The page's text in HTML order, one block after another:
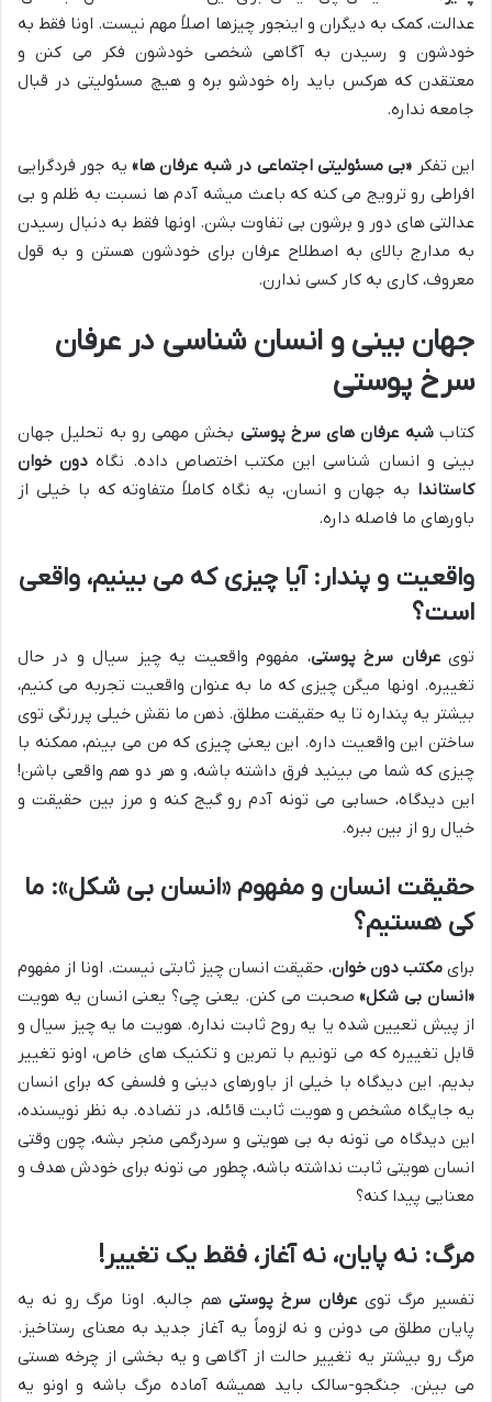
عدالت، کمک به دیگران و اینجور چیزها اصلاً مهم نیست. اونا فقط به
خودشون و رسیدن به آگاهی شخصی خودشون فکر می کنن و
معتقدن که هرکس باید راه خودشو بره و هیچ مسئولیتی در قبال
جامعه نداره.
این تفکر «بی مسئولیتی اجتماعی در شبه عرفان ها»یه جور فردگرایی
افراطی رو ترویج می کنه که باعث میشه آدم ها نسبت به ظلم و بی
عدالتی های دور و برشون بی تفاوت بشن. اونها فقط به دنبال رسیدن
به مدارج بالای به اصطلاح عرفان برای خودشون هستن و به قول
معروف، کاری به کار کسی ندارن.
جهان بینی و انسان شناسی در عرفان
سرخ پوستی
کتابشبه عرفان های سرخ پوستی بخش مهمی رو به تحلیل جهان
بینی و انسان شناسی این مکتب اختصاص داده. نگاه دون خوان
کاستاندا به جهان و انسان، یه نگاه کاملاً متفاوته که با خیلی از
باورهای ما فاصله داره.
واقعیت و پندار: آیا چیزی که می بینیم، واقعی
است؟
تویعرفان سرخ پوستی، مفهوم واقعیت یه چیز سیال و در حال
تغییره. اونها میگن چیزی که ما به عنوان واقعیت تجربه می کنیم،
بیشتر یه پنداره تا یه حقیقت مطلق. ذهن ما نقش خیلی پررنگی توی
ساختن این واقعیت داره. این یعنی چیزی که من می بینم، ممکنه با
چیزی که شما می بینید فرق داشته باشه، و هر دو هم واقعی باشن!
این دیدگاه، حسابی می تونه آدم رو گیج کنه و مرز بین حقیقت و
خیال رو از بین ببره.
حقیقت انسان و مفهوم «انسان بی شکل»: ما
کی هستیم؟
برای مکتب دون خوان، حقیقت انسان چیز ثابتی نیست. اونا از مفهوم
«انسان بی شکل»صحبت می کنن. یعنی چی؟ یعنی انسان یه هویت
از پیش تعیین شده یا یه روح ثابت نداره. هویت ما یه چیز سیال و
قابل تغییره که می تونیم با تمرین و تکنیک های خاص، اونو تغییر
بدیم. این دیدگاه با خیلی از باورهای دینی و فلسفی که برای انسان
یه جایگاه مشخص و هویت ثابت قائله، در تضاده. به نظر نویسنده،
این دیدگاه می تونه به بی هویتی و سردرگمی منجر بشه، چون وقتی
انسان هویتی ثابت نداشته باشه، چطور می تونه برای خودش هدف و
معنایی پیدا کنه؟
مرگ: نه پایان، نه آغاز، فقط یک تغییر!
تفسیر مرگ تویعرفان سرخ پوستیهم جالبه. اونا مرگ رو نه یه
پایان مطلق می دونن و نه لزوماً یه آغاز جدید به معنای رستاخیز.
مرگ رو بیشتر یه تغییر حالت از آگاهی و یه بخشی از چرخه هستی
می بینن. جنگجو-سالک باید همیشه آماده مرگ باشه و اونو یه